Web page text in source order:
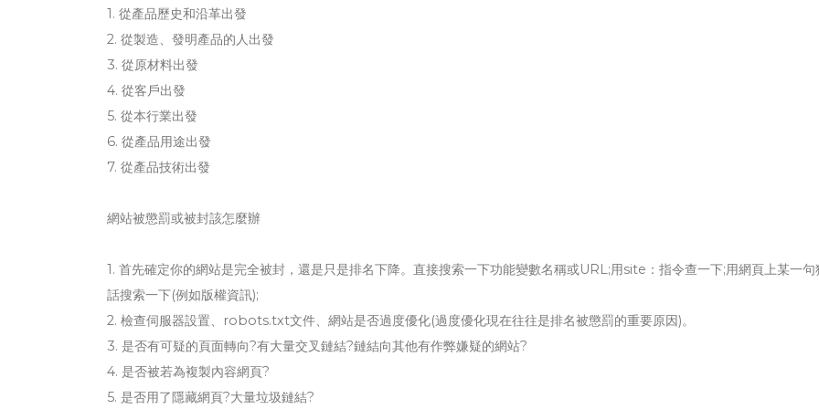
1. 從產品歷史和沿革出發
2. 從製造、發明產品的人出發
3. 從原材料出發
4. 從客戶出發
5. 從本行業出發
6. 從產品用途出發
7. 從產品技術出發
網站被懲罰或被封該怎麼辦
1. 首先確定你的網站是完全被封，還是只是排名下降。直接搜索一下功能變數名稱或URL;用site：指令查一下;用網頁上某一句
話搜索一下(例如版權資訊);
2. 檢查伺服器設置、robots.txt文件、網站是否過度優化(過度優化現在往往是排名被懲罰的重要原因)。
3. 是否有可疑的頁面轉向?有大量交叉鏈結?鏈結向其他有作弊嫌疑的網站?
4. 是否被若為複製內容網頁?
5. 是否用了隱藏網頁?大量垃圾鏈結?